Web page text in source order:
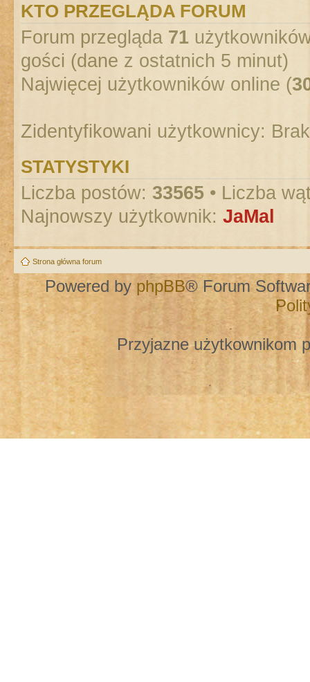
KTO PRZEGLĄDA FORUM
Forum przegląda 71
gości (dane z ostatnich 5 minut)
Najwięcej użytkowników online (
Zidentyfikowani użytkownicy:
STATYSTYKI
Liczba postów: 33565 • Liczba
Najnowszy użytkownik: JaMal
Strona główna forum
Powered by phpBB® Forum
Przyjazne użytkownikom